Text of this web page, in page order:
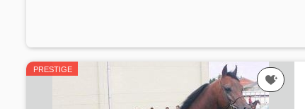
PRESTIGE